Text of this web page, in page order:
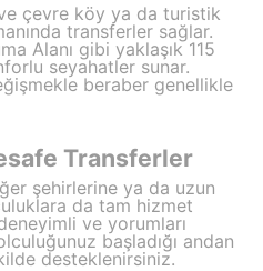
çevre köy ya da turistik
transferler sağlar.
Alanı gibi yaklaşık 115
seyahatler sunar.
beraber genellikle
Transferler
şehirlerine ya da uzun
da tam hizmet
ve yorumları
başladığı andan
desteklenirsiniz.